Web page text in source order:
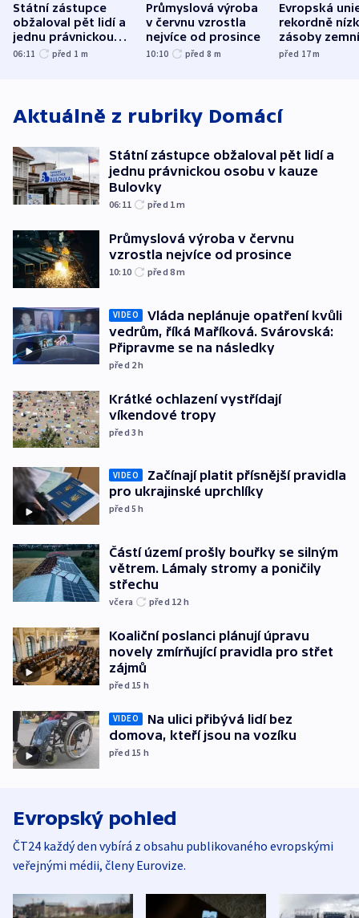
Státní zástupce
obžaloval pět lidí a
jednu právnickou
osobu v kauze
06:11 před 1 m
Průmyslová výroba
v červnu vzrostla
nejvíce od prosince
10:10 před 8 m
Evropská
rekordně
zásoby
plynu
před 17m
Aktuálně z rubriky Domácí
Státní zástupce obžaloval pět lidí a
jednu právnickou osobu v kauze
Bulovky
06:11 před 1m
Průmyslová výroba v červnu
vzrostla nejvíce od prosince
10:10 před 8m
VIDEO
Vláda neplánuje opatření kvůli
vedrům, říká Maříková. Svárovská:
Připravme se na následky
před 2h
Krátké ochlazení vystřídají
víkendové tropy
před 3h
VIDEO
Začínají platit přísnější pravidla
pro ukrajinské uprchlíky
před 5h
Částí území prošly bouřky se silným
větrem. Lámaly stromy a poničily
střechu
včera před 12 h
Koaliční poslanci plánují úpravu
novely zmírňující pravidla pro střet
zájmů
před 15 h
VIDEO
Na ulici přibývá lidí bez
domova, kteří jsou na vozíku
před 15 h
Evropský pohled
ČT24 každý den vybírá z obsahu publikovaného evropskými
veřejnými médii, členy Eurovize.